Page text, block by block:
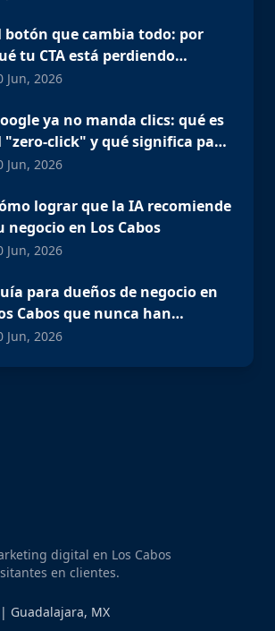
botón que cambia todo: por
tu CTA está perdiendo
Jun, 2026
ya no manda clics: qué es
"zero-click" y qué significa para
negocio en Los Cabos
Jun, 2026
lograr que la IA recomiende
negocio en Los Cabos
Jun, 2026
para dueños de negocio en
Cabos que nunca han
en publicidad digital
Jun, 2026
digital en Los Cabos
en clientes.
Guadalajara, MX